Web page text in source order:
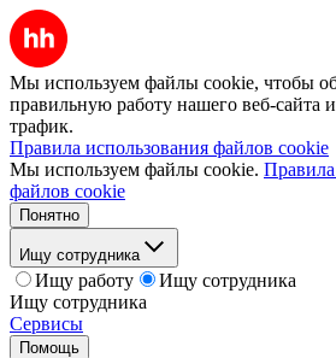
Мы используем файлы cookie, чтобы
правильную работу нашего веб-сайта
трафик.
Правила использования файлов cookie
Мы используем файлы cookie.
файлов cookie
Понятно
Ищу сотрудника
Ищу работу
Ищу сотрудника
Ищу сотрудника
Сервисы
Помощь